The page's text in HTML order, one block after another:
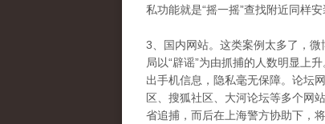
私功能就是“摇一摇”查找附近同样
3、国内网站。这类案例太多了，
局以“辟谣”为由抓捕的人数明显上
出手机信息，隐私毫无保障。论坛
区、搜狐社区、大河论坛等多个网
省追捕，而后在上海警方协助下，